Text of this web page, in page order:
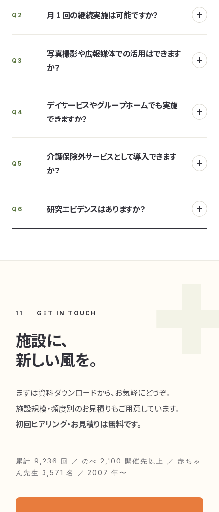
Q2 月 1 回の継続実施は可能ですか？
Q3
写真撮影や広報媒体での活用はできます
か？
Q4
デイサービスやグループホームでも実施
できますか？
Q5
介護保険外サービスとして導入できます
か？
Q6 研究エビデンスはありますか？
11 GET IN TOUCH
施設に、
新しい風を。
まずは資料ダウンロードから、お気軽にどうぞ。
施設規模・頻度別のお見積りもご用意しています。
初回ヒアリング・お見積りは無料です。
累計 9,236 回 ／ のべ 2,100 開催先以上 ／ 赤ちゃ
ん先生 3,571 名 ／ 2007 年〜